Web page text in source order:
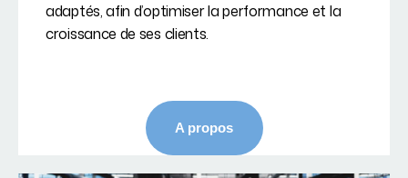
adaptés, afin d’optimiser la performance et la
croissance de ses clients.